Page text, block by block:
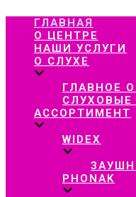
ГЛАВНАЯ
О ЦЕНТРЕ
НАШИ УСЛУГИ
О СЛУХЕ
ГЛАВНОЕ
СЛУХОВЫЕ
АССОРТИМЕНТ
WIDEX
PHONAK